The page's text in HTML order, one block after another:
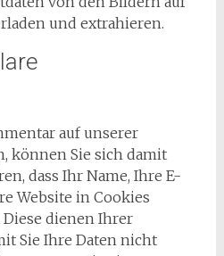
und extrahieren.
auf unserer
können Sie sich damit
dass Ihr Name, Ihre E-
Website in Cookies
dienen Ihrer
Sie Ihre Daten nicht